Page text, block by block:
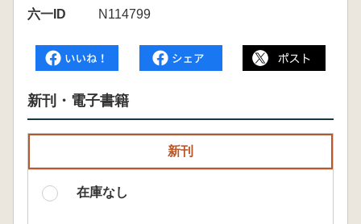
六一ID
N114799
新刊・電子書籍
新刊
在庫なし